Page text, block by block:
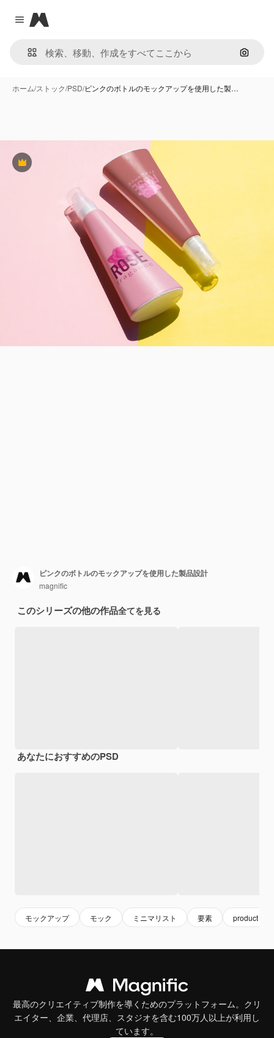
Close menu
Magnific
画像で
ホーム/ストック/PSD/ピンクのボトルのモックアップを使用した製…
Premium
ピンクのボトルのモックアップを使用した製品設計
magnific
このシリーズの他の作品全てを見る
あなたにおすすめのPSD
モックアップ モック ミニマリスト 要素 product
最高のクリエイティブ制作を導くためのプラットフォーム。クリ
エイター、企業、代理店、スタジオを含む100万人以上が利用し
ています。